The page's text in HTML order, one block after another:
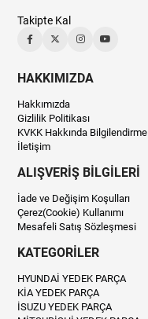
Takipte Kal
HAKKIMIZDA
Hakkımızda
Gizlilik Politikası
KVKK Hakkında Bilgilendirme
İletişim
ALIŞVERİŞ BİLGİLERİ
İade ve Değişim Koşulları
Çerez(Cookie) Kullanımı
Mesafeli Satış Sözleşmesi
KATEGORİLER
HYUNDAİ YEDEK PARÇA
KİA YEDEK PARÇA
İSUZU YEDEK PARÇA